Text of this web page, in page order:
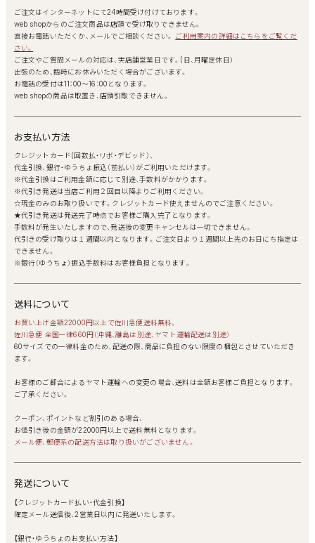
ご注文はインターネットにて24時間受け付けております。
web shopからのご注文商品は店頭で受け取りできません。
直接お電話いただくか、メールでご相談ください。 ご利用案内の詳細はこちらをご覧くだ
さい。
ご注文やご質問メールの対応は、実店舗営業日です。(日、月曜定休日）
出張のため、臨時にお休みいただく場合がございます。
お電話の受付は11：00～16：00となります。
web shopの商品は取置き、店頭引取できません。
お支払い方法
クレジットカード(回数払・リボ・デビッド）、
代金引換、銀行・ゆうちょ振込（前払い）がご利用いただけます。
※代金引換はご利用金額に応じて別途、手数料がかかります。
※代引き発送は当店ご利用２回目以降よりご利用ください。
☆現金のみのお取り扱いです。クレジットカード使えませんのでご注意ください。
★代引き発送は発送完了時点でお客様ご購入完了となります。
手数料が発生いたしますので、発送後の変更キャンセルは一切できません。
代引きの受け取りは１週間以内となります。ご注文日より１週間以上先のお日にち指定は
できません。
※銀行（ゆうちょ）振込手数料はお客様負担となります。
送料について
お買い上げ金額22000円以上で佐川急便送料無料。
佐川急便 全国一律660円（沖縄、離島は別途、ヤマト運輸配送は別途）
60サイズでの一律料金のため、配送の際、商品に負担のない限度の梱包とさせていただき
ます。
お客様のご都合によるヤマト運輸への変更の場合、送料は全額お客様ご負担となります。
ご了承ください。
クーポン、ポイントなど割引のある場合、
お値引き後の金額が22000円以上で送料無料となります。
メール便、郵便系の配送方法は取り扱いがございません。
発送について
【クレジットカード払い・代金引換】
確定メール送信後、2営業日以内に発送いたします。
【銀行・ゆうちょのお支払い方法】